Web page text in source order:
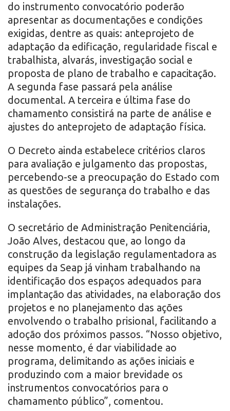
do instrumento convocatório poderão
apresentar as documentações e condições
exigidas, dentre as quais: anteprojeto de
adaptação da edificação, regularidade fiscal e
trabalhista, alvarás, investigação social e
proposta de plano de trabalho e capacitação.
A segunda fase passará pela análise
documental. A terceira e última fase do
chamamento consistirá na parte de análise e
ajustes do anteprojeto de adaptação física.
O Decreto ainda estabelece critérios claros
para avaliação e julgamento das propostas,
percebendo-se a preocupação do Estado com
as questões de segurança do trabalho e das
instalações.
O secretário de Administração Penitenciária,
João Alves, destacou que, ao longo da
construção da legislação regulamentadora as
equipes da Seap já vinham trabalhando na
identificação dos espaços adequados para
implantação das atividades, na elaboração dos
projetos e no planejamento das ações
envolvendo o trabalho prisional, facilitando a
adoção dos próximos passos. “Nosso objetivo,
nesse momento, é dar viabilidade ao
programa, delimitando as ações iniciais e
produzindo com a maior brevidade os
instrumentos convocatórios para o
chamamento público”, comentou.